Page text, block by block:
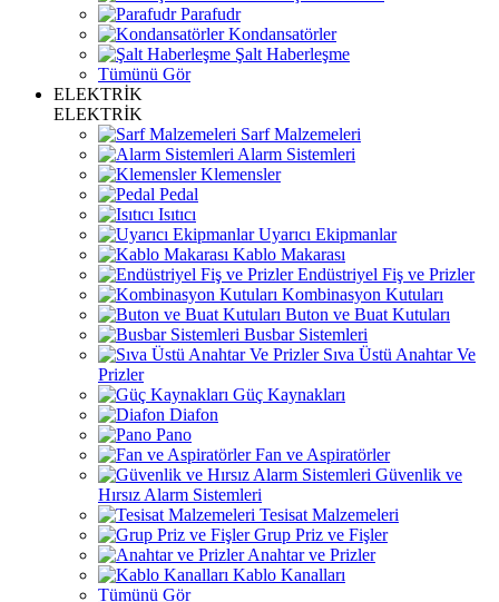
Parafudr
Kondansatörler
Şalt Haberleşme
Tümünü Gör
ELEKTRİK
ELEKTRİK
Sarf Malzemeleri
Alarm Sistemleri
Klemensler
Pedal
Isıtıcı
Uyarıcı Ekipmanlar
Kablo Makarası
Endüstriyel Fiş ve Prizler
Kombinasyon Kutuları
Buton ve Buat Kutuları
Busbar Sistemleri
Sıva Üstü Anahtar Ve
Prizler
Güç Kaynakları
Diafon
Pano
Fan ve Aspiratörler
Güvenlik ve
Hırsız Alarm Sistemleri
Tesisat Malzemeleri
Grup Priz ve Fişler
Anahtar ve Prizler
Kablo Kanalları
Tümünü Gör